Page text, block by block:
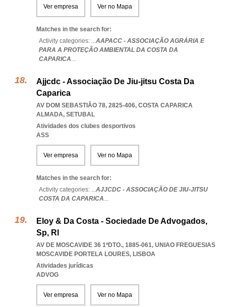
Ver empresa Ver no Mapa
Matches in the search for:
Activity categories: ...AAPACC - ASSOCIAÇÃO AGRÁRIA E
PARA A PROTEÇÃO AMBIENTAL DA COSTA DA
CAPARICA...
Ajjcdc - Associação De Jiu-jitsu Costa Da
Caparica
AV DOM SEBASTIÃO 78, 2825-406, COSTA CAPARICA
ALMADA, SETUBAL
Atividades dos clubes desportivos
ASS
Ver empresa Ver no Mapa
Matches in the search for:
Activity categories: ...AJJCDC - ASSOCIAÇÃO DE JIU-JITSU
COSTA DA CAPARICA...
Eloy & Da Costa - Sociedade De Advogados,
Sp, Rl
AV DE MOSCAVIDE 36 1ºDTO., 1885-061, UNIAO FREGUESIAS
MOSCAVIDE PORTELA LOURES, LISBOA
Atividades jurídicas
ADVOG
Ver empresa Ver no Mapa